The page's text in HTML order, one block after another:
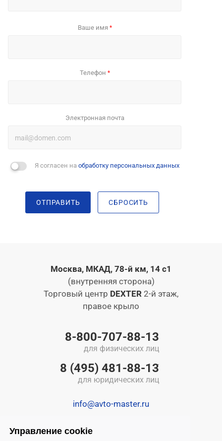
Управление cookie
Ваше имя *
Телефон *
Электронная почта
Я согласен на обработку персональных данных
ОТПРАВИТЬ СБРОСИТЬ
Москва, МКАД, 78-й км, 14 с1
(внутренняя сторона)
Торговый центр DEXTER 2-й этаж,
правое крыло
8-800-707-88-13
для физических лиц
8 (495) 481-88-13
для юридических лиц
info@avto-master.ru